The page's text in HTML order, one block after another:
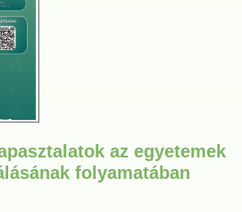
az egyetemek
folyamatában